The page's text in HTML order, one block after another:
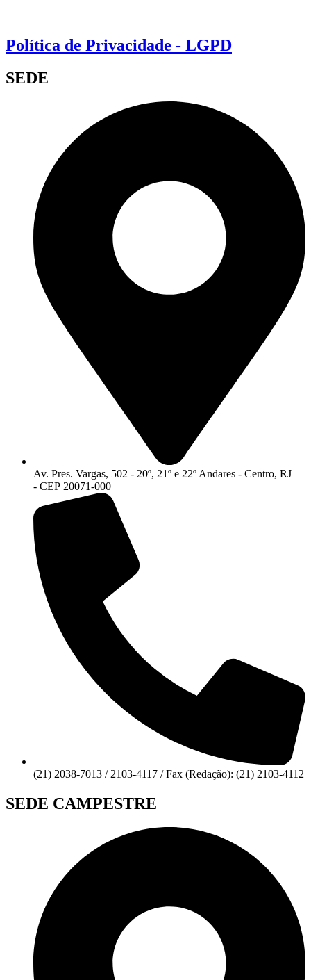
Política de Privacidade - LGPD
SEDE
Av. Pres. Vargas, 502 - 20º, 21º e 22º Andares - Centro, RJ
- CEP 20071-000
(21) 2038-7013 / 2103-4117 / Fax (Redação): (21) 2103-4112
SEDE CAMPESTRE